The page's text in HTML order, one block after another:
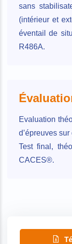
sans
(intérieur et
éventail de
R486A.
Evaluation
d’épreuves
Test final,
CACES®.